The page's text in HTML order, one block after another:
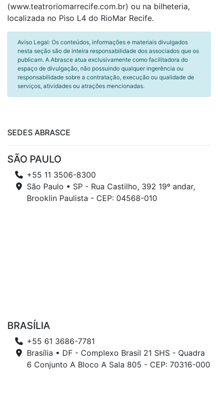
(www.teatroriomarrecife.com.br) ou na bilheteria,
localizada no Piso L4 do RioMar Recife.
Aviso Legal: Os conteúdos, informações e materiais divulgados
nesta seção são de inteira responsabilidade dos associados que os
publicam. A Abrasce atua exclusivamente como facilitadora do
espaço de divulgação, não possuindo qualquer ingerência ou
responsabilidade sobre a contratação, execução ou qualidade de
serviços, atividades ou atrações mencionadas.
SEDES ABRASCE
SÃO PAULO
+55 11 3506-8300
São Paulo • SP - Rua Castilho, 392 19º andar,
Brooklin Paulista - CEP: 04568-010
BRASÍLIA
+55 61 3686-7781
Brasília • DF - Complexo Brasil 21 SHS - Quadra
6 Conjunto A Bloco A Sala 805 - CEP: 70316-000